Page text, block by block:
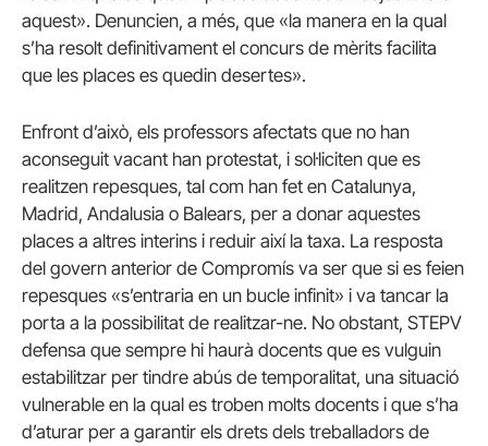
aquest». Denuncien, a més, que «la manera en la qual
s’ha resolt definitivament el concurs de mèrits facilita
que les places es quedin desertes».
Enfront d’això, els professors afectats que no han
aconseguit vacant han protestat, i sol·liciten que es
realitzen repesques, tal com han fet en Catalunya,
Madrid, Andalusia o Balears, per a donar aquestes
places a altres interins i reduir així la taxa. La resposta
del govern anterior de Compromís va ser que si es feien
repesques «s’entraria en un bucle infinit» i va tancar la
porta a la possibilitat de realitzar-ne. No obstant, STEPV
defensa que sempre hi haurà docents que es vulguin
estabilitzar per tindre abús de temporalitat, una situació
vulnerable en la qual es troben molts docents i que s’ha
d’aturar per a garantir els drets dels treballadors de